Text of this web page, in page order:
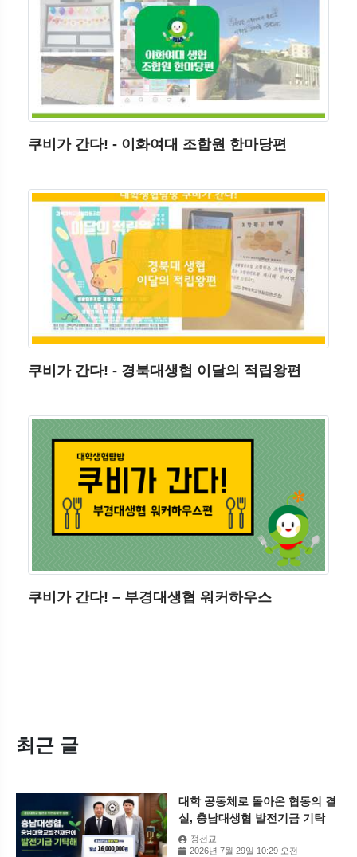
쿠비가 간다! - 이화여대 조합원 한마당편
쿠비가 간다! - 경북대생협 이달의 적립왕편
쿠비가 간다! – 부경대생협 워커하우스
최근 글
대학 공동체로 돌아온 협동의 결
실, 충남대생협 발전기금 기탁
정선교
2026년 7월 29일 10:29 오전